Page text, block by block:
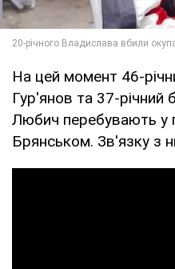
На цей момент 46-
Гур'янов та 37-річний
Любич перебувають у
Брянськом. Зв'язку з